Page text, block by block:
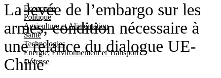
Economie
Politique
Agriculture et Alimentation
Santé
Technologies
Energie, Environnement et Transport
Défense
La levée de l’embargo sur les
armes, condition nécessaire à
une relance du dialogue UE-
Chine